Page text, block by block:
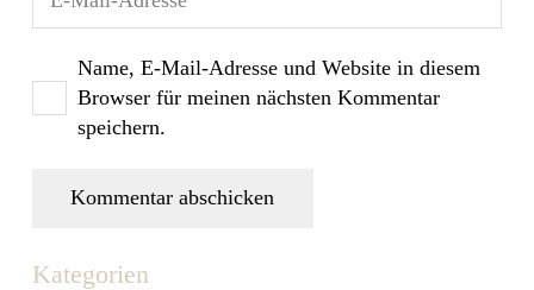
Name, E-Mail-Adresse und Website in diesem
Browser für meinen nächsten Kommentar
speichern.
Kommentar abschicken
Kategorien